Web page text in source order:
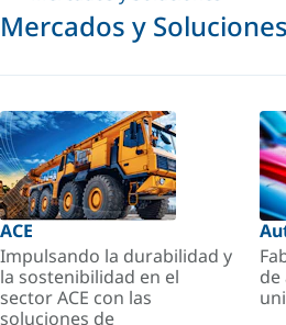
Mercados y Soluciones
ACE
Impulsando la durabilidad y
la sostenibilidad en el
sector ACE con las
soluciones de
de